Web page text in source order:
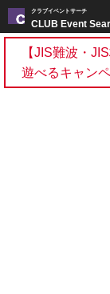
クラブイベントサーチ
CLUB Event
【JIS難波・
遊べるキャン